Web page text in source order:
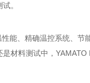
。
能、精确温控系统、
材料测试中，YAMATO